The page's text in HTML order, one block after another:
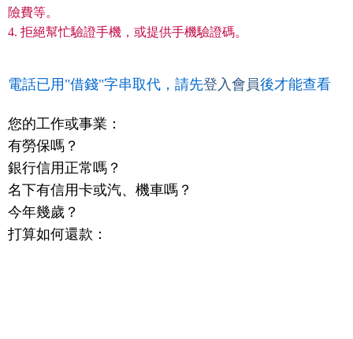
險費等。
4. 拒絕幫忙驗證手機，或提供手機驗證碼。
電話已用"借錢"字串取代，請先登入會員後才能查看
您的工作或事業：
有勞保嗎？
銀行信用正常嗎？
名下有信用卡或汽、機車嗎？
今年幾歲？
打算如何還款：